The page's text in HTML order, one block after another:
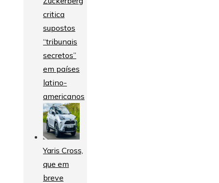
critica
supostos
“tribunais
secretos”
em países
latino-
americanos
Yaris Cross,
que em
breve